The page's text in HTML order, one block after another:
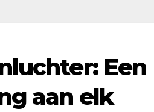
Een
aan elk